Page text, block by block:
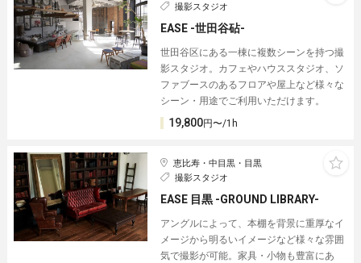
撮影スタジオ
EASE -世田谷砧-
世田谷区にある一棟に複数シーンを持つ撮
影スタジオ。カフェやハウススタジオ、ソ
ファブースのあるフロアや屋上など様々な
シーン・用途でご利用いただけます。
19,800円〜/1h
恵比寿・中目黒・目黒
撮影スタジオ
EASE 目黒 -GROUND LIBRARY-
アングルによって、本棚を背景に重厚なイ
メージから明るいイメージなど様々な雰囲
気で撮影が可能。家具・小物も豊富にあ